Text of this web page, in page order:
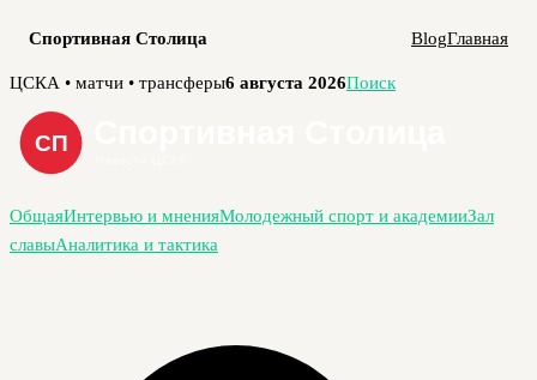
Спортивная Столица BlogГлавная
Перейти
содержимому
ЦСКА • матчи • трансферы6 августа 2026Поиск
ОбщаяИнтервью и мненияМолодежный спорт и академииЗал
славыАналитика и тактика